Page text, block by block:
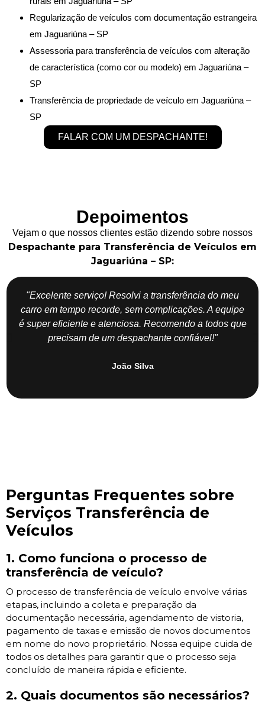
Regularização de veículos com documentação estrangeira
em Jaguariúna – SP
Assessoria para transferência de veículos com alteração
de característica (como cor ou modelo) em Jaguariúna –
SP
Transferência de propriedade de veículo em Jaguariúna –
SP
FALAR COM UM DESPACHANTE!
Depoimentos
Vejam o que nossos clientes estão dizendo sobre nossos
Despachante para Transferência de Veículos em
Jaguariúna – SP:
"Excelente serviço! Resolvi a transferência do meu
carro em tempo recorde, sem complicações. A equipe
é super eficiente e atenciosa. Recomendo a todos que
precisam de um despachante confiável!"
João Silva
Perguntas Frequentes sobre
Serviços Transferência de
Veículos
1. Como funciona o processo de
transferência de veículo?
O processo de transferência de veículo envolve várias
etapas, incluindo a coleta e preparação da
documentação necessária, agendamento de vistoria,
pagamento de taxas e emissão de novos documentos
em nome do novo proprietário. Nossa equipe cuida de
todos os detalhes para garantir que o processo seja
concluído de maneira rápida e eficiente.
2. Quais documentos são necessários?